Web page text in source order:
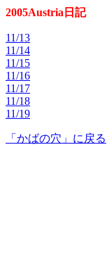
2005Austria日記
11/13
11/14
11/15
11/16
11/17
11/18
11/19
「かばの穴」に戻る